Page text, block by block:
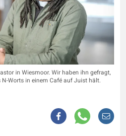
in Wiesmoor. Wir haben ihn gefragt,
Worts in einem Café auf Juist hält.